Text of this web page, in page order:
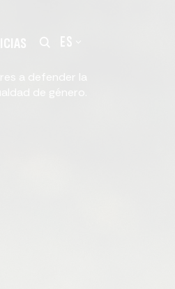
a defender la
de género.